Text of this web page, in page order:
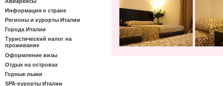
Информация о стране
Регионы и курорты Италии
Города Италии
Туристический налог на
проживание
Оформление визы
Отдых на островах
Горные лыжи
SPA-курорты Италии